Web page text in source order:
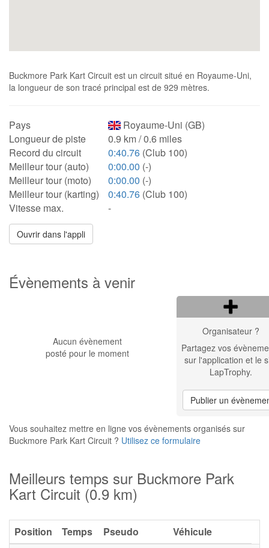
Buckmore Park Kart Circuit est un circuit situé en Royaume-Uni,
la longueur de son tracé principal est de 929 mètres.
Pays
Royaume-Uni (GB)
Longueur de piste
0.9 km / 0.6 miles
Record du circuit
0:40.76 (Club 100)
Meilleur tour (auto)
0:00.00 (-)
Meilleur tour (moto)
0:00.00 (-)
Meilleur tour (karting)
0:40.76 (Club 100)
Vitesse max.
-
Ouvrir dans l'appli
Évènements à venir
Aucun évènement
posté pour le moment
Organisateur ?
Partagez vos
sur l'application et le
LapTrophy.
Publier un
Vous souhaitez mettre en ligne vos évènements organisés sur
Buckmore Park Kart Circuit ? Utilisez ce formulaire
Meilleurs temps sur Buckmore Park
Kart Circuit (0.9 km)
Position Temps Pseudo
Véhicule